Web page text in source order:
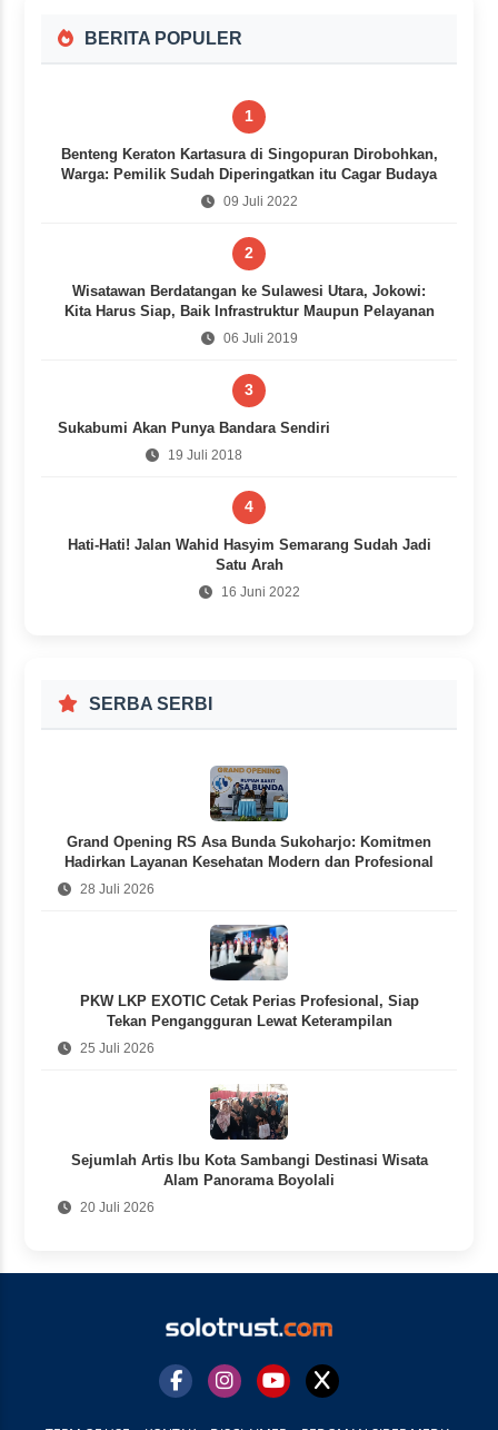
BERITA POPULER
1
Benteng Keraton Kartasura di Singopuran Dirobohkan,
Warga: Pemilik Sudah Diperingatkan itu Cagar Budaya
09 Juli 2022
2
Wisatawan Berdatangan ke Sulawesi Utara, Jokowi:
Kita Harus Siap, Baik Infrastruktur Maupun Pelayanan
06 Juli 2019
3
Sukabumi Akan Punya Bandara Sendiri
19 Juli 2018
4
Hati-Hati! Jalan Wahid Hasyim Semarang Sudah Jadi
Satu Arah
16 Juni 2022
SERBA SERBI
Grand Opening RS Asa Bunda Sukoharjo: Komitmen
Hadirkan Layanan Kesehatan Modern dan Profesional
28 Juli 2026
PKW LKP EXOTIC Cetak Perias Profesional, Siap
Tekan Pengangguran Lewat Keterampilan
25 Juli 2026
Sejumlah Artis Ibu Kota Sambangi Destinasi Wisata
Alam Panorama Boyolali
20 Juli 2026